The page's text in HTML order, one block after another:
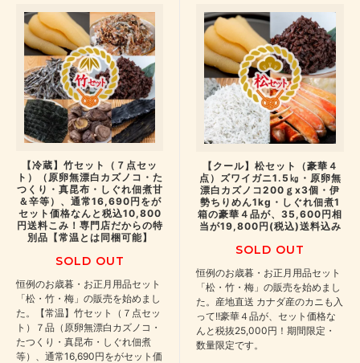
【冷蔵】竹セット（７点セッ
ト）（原卵無漂白カズノコ・た
つくり・真昆布・しぐれ佃煮甘
＆辛等）、通常16,690円をが
セット価格なんと税込10,800
円送料こみ！専門店だからの特
別品【常温とは同梱可能】
SOLD OUT
恒例のお歳暮・お正月用品セット
「松・竹・梅」の販売を始めまし
た。【常温】竹セット（７点セッ
ト）７品（原卵無漂白カズノコ・
たつくり・真昆布・しぐれ佃煮
等）、通常16,690円をがセット価
【クール】松セット（豪華４
点）ズワイガニ1.5㎏・原卵無
漂白カズノコ200ｇx3個・伊
勢ちりめん1kg・しぐれ佃煮1
箱の豪華４品が、35,600円相
当が19,800円(税込)送料込み
SOLD OUT
恒例のお歳暮・お正月用品セット
「松・竹・梅」の販売を始めまし
た。産地直送 カナダ産のカニも入
って!!豪華４品が、セット価格な
んと税抜25,000円！期間限定・
数量限定です。